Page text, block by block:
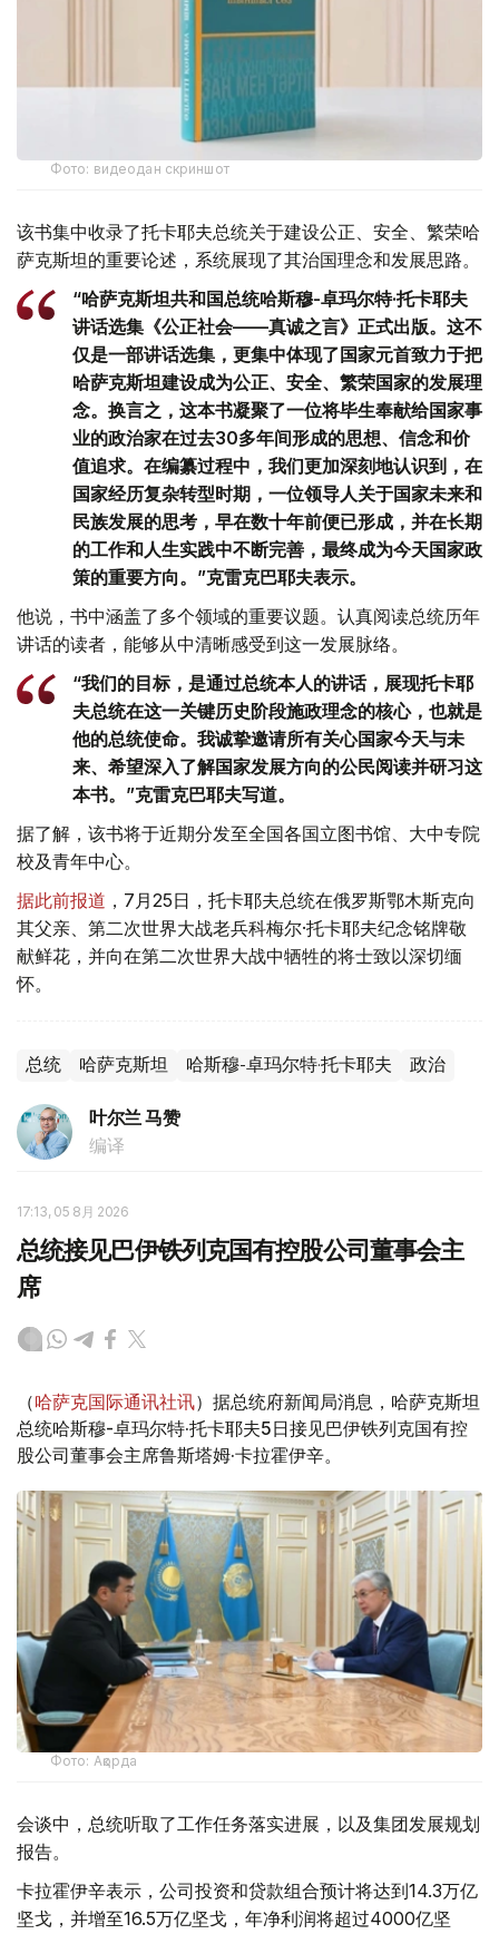
Фото: видеодан скриншот
该书集中收录了托卡耶夫总统关于建设公正、安全、繁荣哈
萨克斯坦的重要论述，系统展现了其治国理念和发展思路。
“哈萨克斯坦共和国总统哈斯穆-卓玛尔特·托卡耶夫
讲话选集《公正社会——真诚之言》正式出版。这不
仅是一部讲话选集，更集中体现了国家元首致力于把
哈萨克斯坦建设成为公正、安全、繁荣国家的发展理
念。换言之，这本书凝聚了一位将毕生奉献给国家事
业的政治家在过去30多年间形成的思想、信念和价
值追求。在编纂过程中，我们更加深刻地认识到，在
国家经历复杂转型时期，一位领导人关于国家未来和
民族发展的思考，早在数十年前便已形成，并在长期
的工作和人生实践中不断完善，最终成为今天国家政
策的重要方向。”克雷克巴耶夫表示。
他说，书中涵盖了多个领域的重要议题。认真阅读总统历年
讲话的读者，能够从中清晰感受到这一发展脉络。
“我们的目标，是通过总统本人的讲话，展现托卡耶
夫总统在这一关键历史阶段施政理念的核心，也就是
他的总统使命。我诚挚邀请所有关心国家今天与未
来、希望深入了解国家发展方向的公民阅读并研习这
本书。”克雷克巴耶夫写道。
据了解，该书将于近期分发至全国各国立图书馆、大中专院
校及青年中心。
据此前报道 ，7月25日，托卡耶夫总统在俄罗斯鄂木斯克向
其父亲、第二次世界大战老兵科梅尔·托卡耶夫纪念铭牌敬
献鲜花，并向在第二次世界大战中牺牲的将士致以深切缅
怀。
总统 哈萨克斯坦 哈斯穆-卓玛尔特·托卡耶夫 政治
叶尔兰 马赞
编译
17:13, 05 8月 2026
总统接见巴伊铁列克国有控股公司董事会主
席
（哈萨克国际通讯社讯）据总统府新闻局消息，哈萨克斯坦
总统哈斯穆-卓玛尔特·托卡耶夫5日接见巴伊铁列克国有控
股公司董事会主席鲁斯塔姆·卡拉霍伊辛。
Фото: Ақорда
会谈中，总统听取了工作任务落实进展，以及集团发展规划
报告。
卡拉霍伊辛表示，公司投资和贷款组合预计将达到14.3万亿
坚戈，并增至16.5万亿坚戈，年净利润将超过4000亿坚